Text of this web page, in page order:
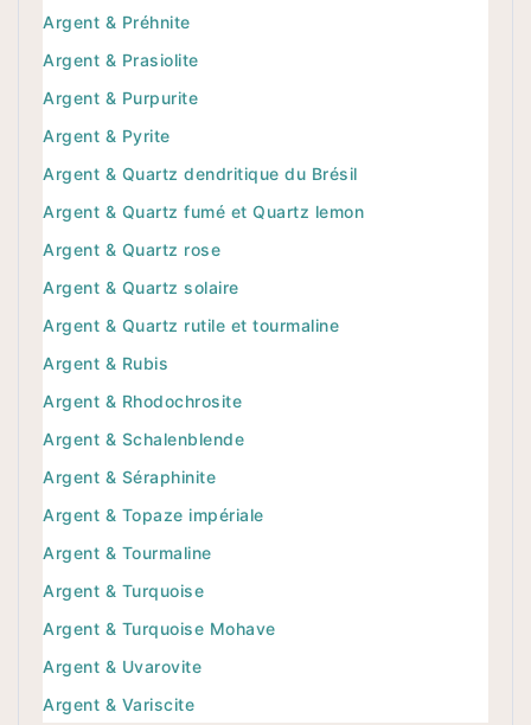
Argent & Préhnite
Argent & Prasiolite
Argent & Purpurite
Argent & Pyrite
Argent & Quartz dendritique du Brésil
Argent & Quartz fumé et Quartz lemon
Argent & Quartz rose
Argent & Quartz solaire
Argent & Quartz rutile et tourmaline
Argent & Rubis
Argent & Rhodochrosite
Argent & Schalenblende
Argent & Séraphinite
Argent & Topaze impériale
Argent & Tourmaline
Argent & Turquoise
Argent & Turquoise Mohave
Argent & Uvarovite
Argent & Variscite